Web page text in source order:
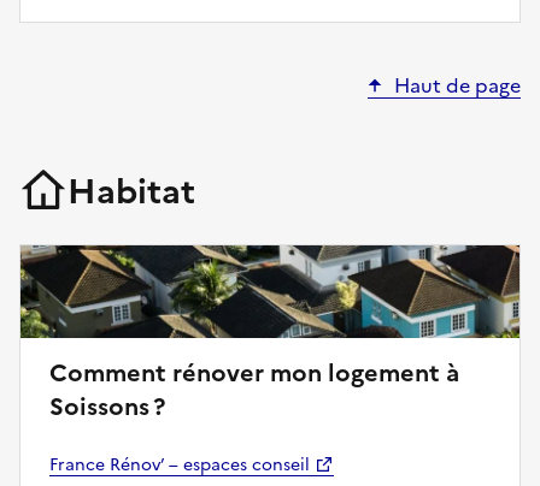
Haut de page
Habitat
Comment rénover mon logement à
Soissons ?
France Rénov’ – espaces conseil